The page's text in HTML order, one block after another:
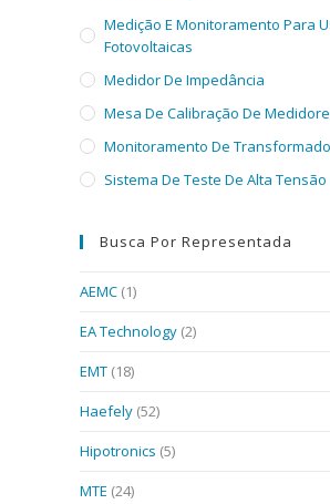
Medição E Monitoramento Para
Fotovoltaicas
Medidor De Impedância
Mesa De Calibração De
Monitoramento De
Sistema De Teste De Alta Tensão
Busca Por Representada
AEMC (1)
EA Technology (2)
EMT (18)
Haefely (52)
Hipotronics (5)
MTE (24)